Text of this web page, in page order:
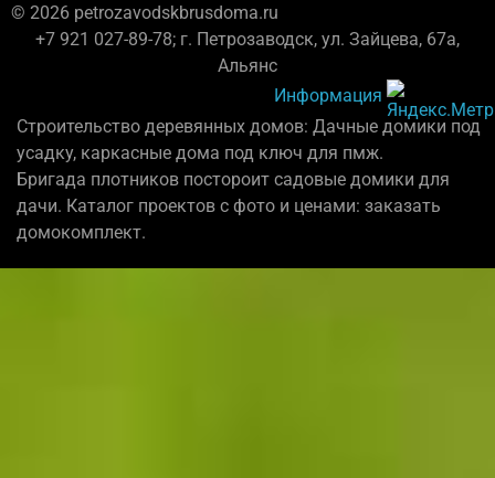
© 2026 petrozavodskbrusdoma.ru
+7 921 027-89-78; г. Петрозаводск, ул. Зайцева, 67а,
Альянс
Информация
Строительство деревянных домов: Дачные домики под
усадку, каркасные дома под ключ для пмж.
Бригада плотников постороит садовые домики для
дачи. Каталог проектов с фото и ценами: заказать
домокомплект.